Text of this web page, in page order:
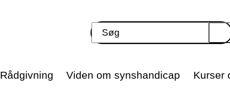
Rådgivning Viden om synshandicap Kurser